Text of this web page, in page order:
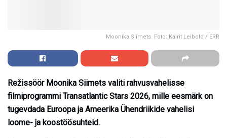
Moonika Siimets. Foto: Kairit Leibold / ERR
Režissöör Moonika Siimets valiti rahvusvahelisse
filmiprogrammi Transatlantic Stars 2026, mille eesmärk on
tugevdada Euroopa ja Ameerika Ühendriikide vahelisi
loome- ja koostöösuhteid.